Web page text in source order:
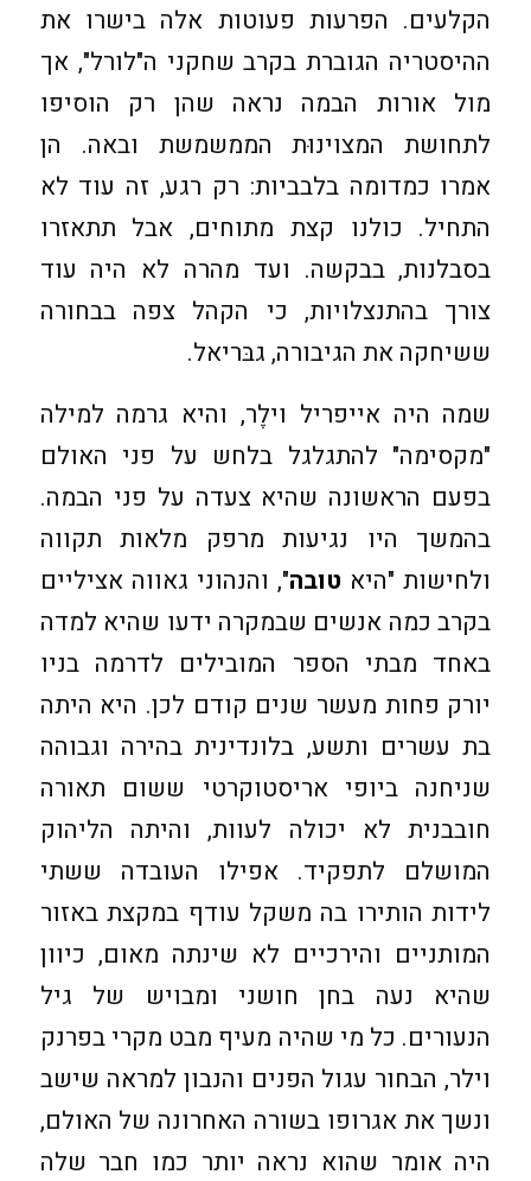
הקלעים. הפרעות פעוטות אלה בישרו את
ההיסטריה הגוברת בקרב שחקני ה"לורל", אך
מול אורות הבמה נראה שהן רק הוסיפו
לתחושת המצוינוּת הממשמשת ובאה. הן
אמרו כמדומה בלבביות: רק רגע, זה עוד לא
התחיל. כולנו קצת מתוחים, אבל תתאזרו
בסבלנות, בבקשה. ועד מהרה לא היה עוד
צורך בהתנצלויות, כי הקהל צפה בבחורה
ששיחקה את הגיבורה, גבּריאל.
שמה היה אייפריל וילֶר, והיא גרמה למילה
"מקסימה" להתגלגל בלחש על פני האולם
בפעם הראשונה שהיא צעדה על פני הבמה.
בהמשך היו נגיעות מרפק מלאות תקווה
ולחישות "היא טובה", והנהוני גאווה אציליים
בקרב כמה אנשים שבמקרה ידעו שהיא למדה
באחד מבתי הספר המובילים לדרמה בניו
יורק פחות מעשר שנים קודם לכן. היא היתה
בת עשרים ותשע, בלונדינית בהירה וגבוהה
שניחנה ביופי אריסטוקרטי ששום תאורה
חובבנית לא יכולה לעוות, והיתה הליהוק
המושלם לתפקיד. אפילו העובדה ששתי
לידות הותירו בה משקל עודף במקצת באזור
המותניים והירכיים לא שינתה מאום, כיוון
שהיא נעה בחן חושני ומבויש של גיל
הנעורים. כל מי שהיה מעיף מבט מקרי בפרנק
וילר, הבחור עגול הפנים והנבון למראה שישב
ונשך את אגרופו בשורה האחרונה של האולם,
היה אומר שהוא נראה יותר כמו חבר שלה